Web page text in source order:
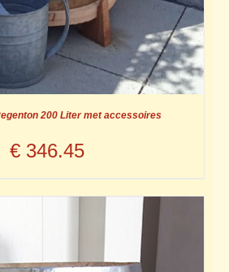
200 Liter met accessoires
€ 346.45